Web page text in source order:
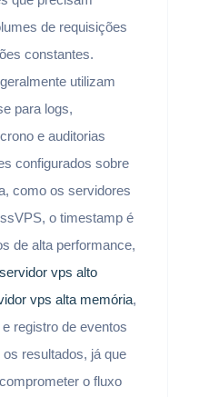
de requisições
constantes.
utilizam
para logs,
e auditorias
configurados sobre
como os servidores
o timestamp é
de alta performance,
servidor vps alto
vps alta memória,
registro de eventos
resultados, já que
o fluxo